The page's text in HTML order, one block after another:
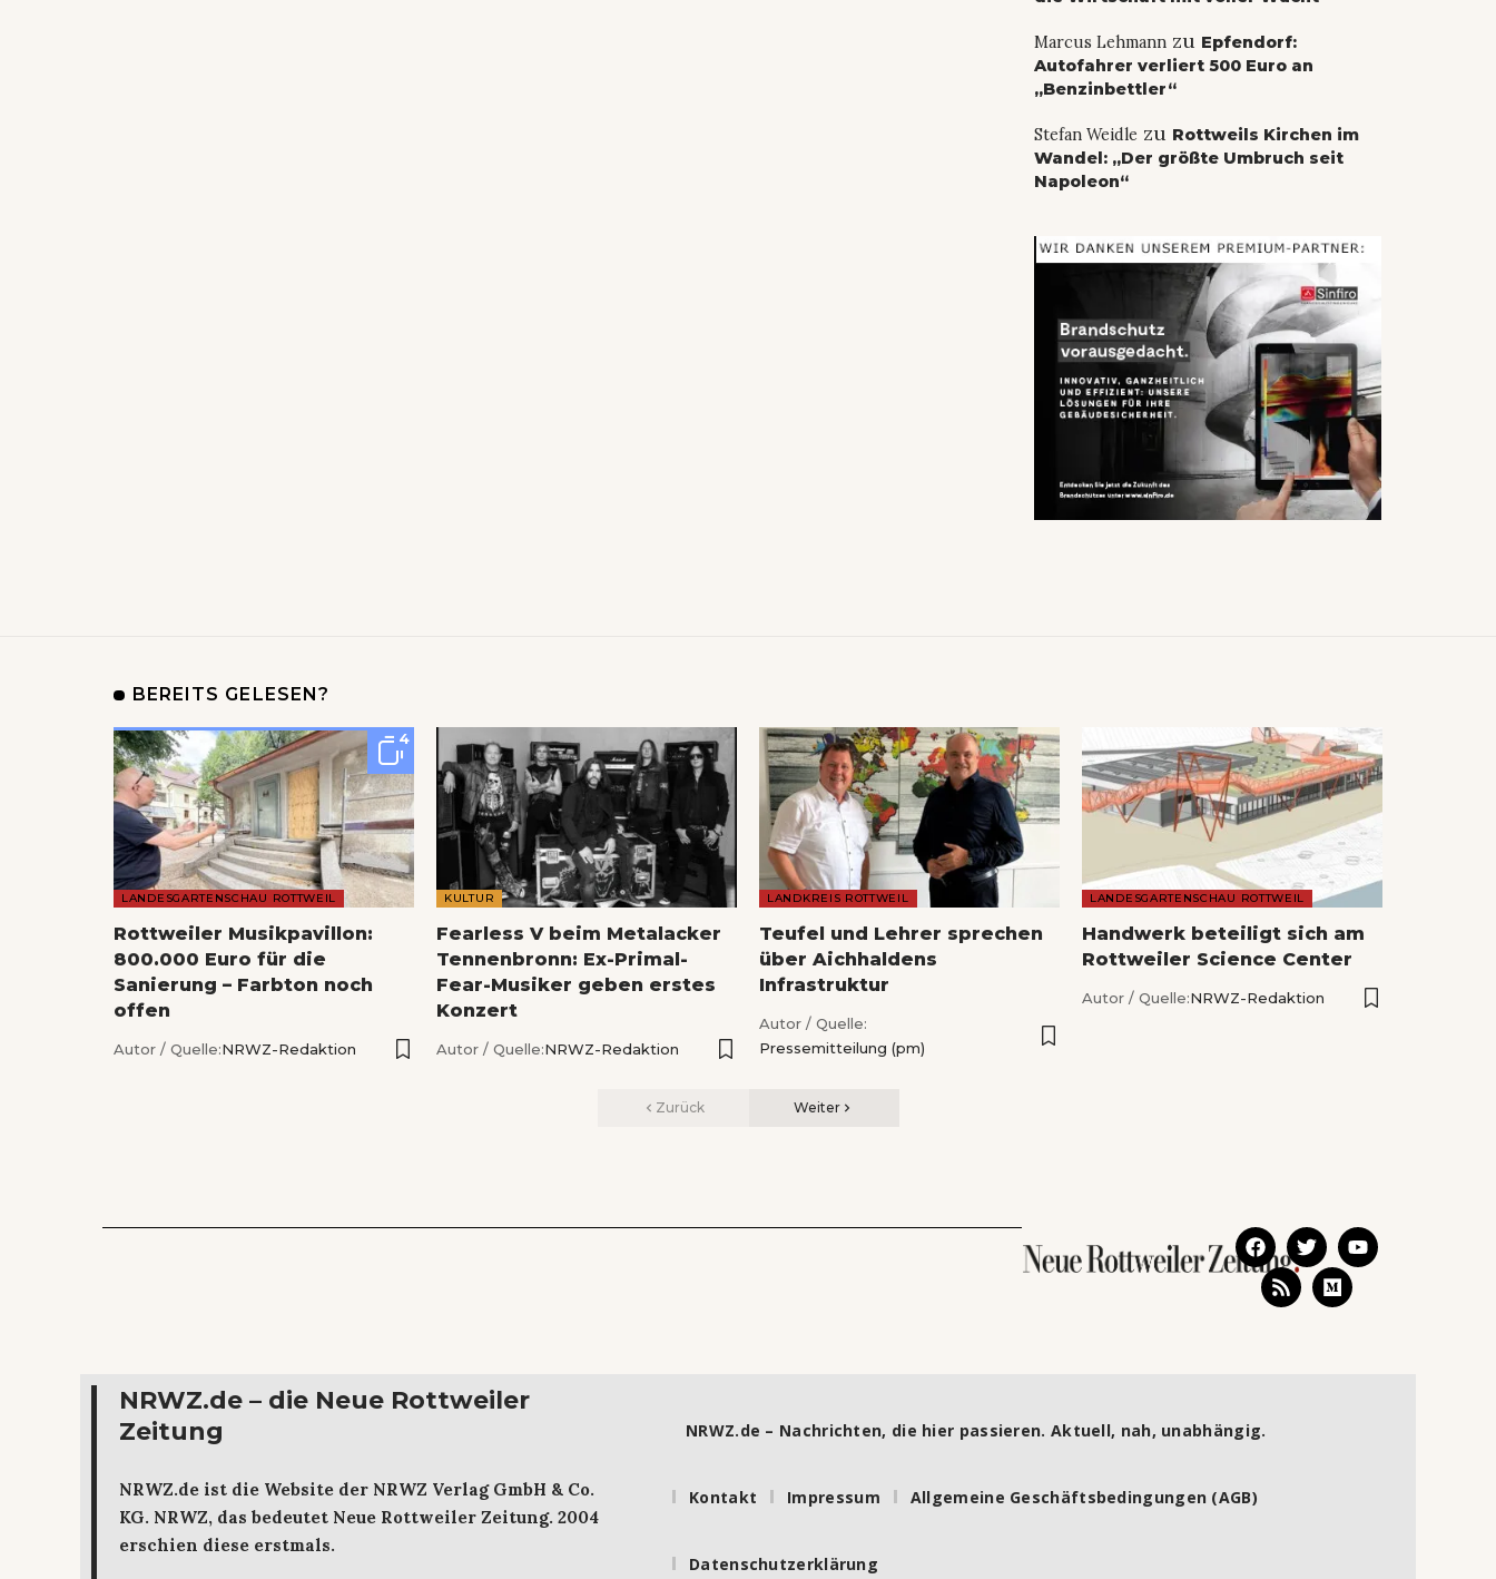
Marcus Lehmannzu Epfendorf:
Autofahrer verliert 500 Euro an
„Benzinbettler“
Stefan Weidle zu Rottweils Kirchen im
Wandel: „Der größte Umbruch seit
Napoleon“
BEREITS GELESEN?
4
LANDESGARTENSCHAU ROTTWEIL
Rottweiler Musikpavillon:
800.000 Euro für die
Sanierung – Farbton noch
offen
Autor / Quelle:NRWZ-Redaktion
KULTUR
Fearless V beim Metalacker
Tennenbronn: Ex-Primal-
Fear-Musiker geben erstes
Konzert
Autor / Quelle:NRWZ-Redaktion
LANDKREIS ROTTWEIL
Teufel und Lehrer sprechen
über Aichhaldens
Infrastruktur
Autor / Quelle:
Pressemitteilung (pm)
LANDESGARTENSCHAU ROTTWEIL
Handwerk beteiligt sich am
Rottweiler Science Center
Autor / Quelle:NRWZ-Redaktion
Zurück Weiter
NRWZ.de – die Neue Rottweiler
Zeitung
NRWZ.de ist die Website der NRWZ Verlag GmbH & Co.
KG. NRWZ, das bedeutet Neue Rottweiler Zeitung. 2004
erschien diese erstmals.
NRWZ.de – Nachrichten, die hier passieren. Aktuell, nah, unabhängig.
Kontakt Impressum Allgemeine Geschäftsbedingungen (AGB)
Datenschutzerklärung